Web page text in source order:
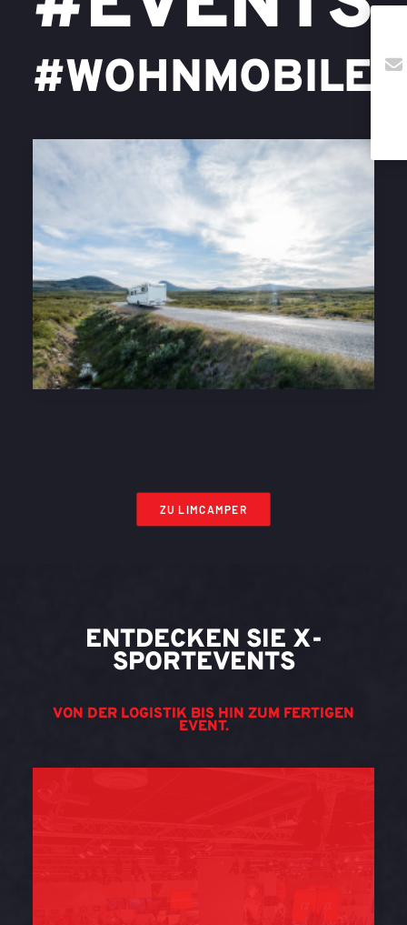
#WOHNMOBILE
ZU LIMCAMPER
ENTDECKEN SIE X-
SPORTEVENTS
VON DER LOGISTIK BIS HIN ZUM FERTIGEN
EVENT.